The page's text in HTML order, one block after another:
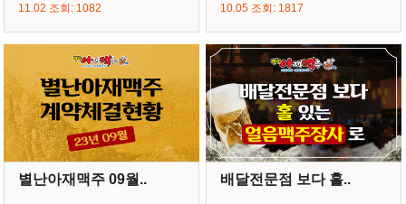
11.02 조회: 1082 10.05 조회: 1817
별난아재맥주 09월.. 배달전문점 보다 홀..